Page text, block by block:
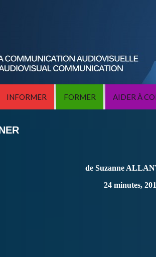
INFORMER FORMER AIDER À
de Suzanne
24 minutes,